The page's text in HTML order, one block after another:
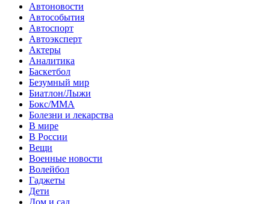
Автоновости
Автособытия
Автоспорт
Автоэксперт
Актеры
Аналитика
Баскетбол
Безумный мир
Биатлон/Лыжи
Бокс/MMA
Болезни и лекарства
В мире
В России
Вещи
Военные новости
Волейбол
Гаджеты
Дети
Дом и сад